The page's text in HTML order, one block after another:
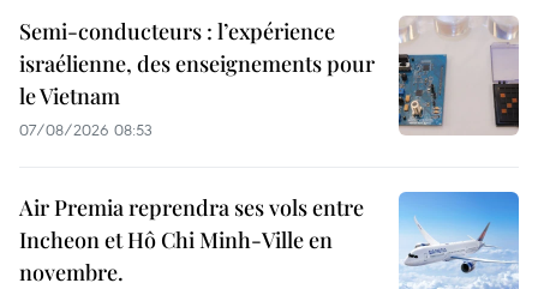
Semi-conducteurs : l’expérience
israélienne, des enseignements pour
le Vietnam
07/08/2026 08:53
Air Premia reprendra ses vols entre
Incheon et Hô Chi Minh-Ville en
novembre.